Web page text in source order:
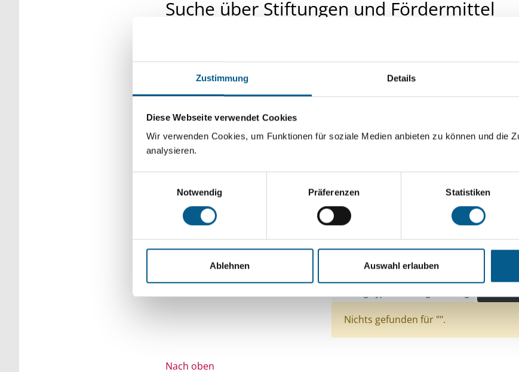
Zustimmung Details
Diese Webseite verwendet Cookies
Wir verwenden Cookies, um Funktionen für soziale Medien anbieten zu können und die
analysieren.
Notwendig
Präferenzen Statistiken
Ablehnen Auswahl erlauben
Suche über Stiftungen und Fördermittel
Sie suchen finanzielle Unterstützung für ein Projekt oder ein Vorhaben? Hier
unsere Fördermitteldatenbank und Stiftungsdatenbank recherchieren. Bei
Kleinschreibung beachten.
Bitte Suchbegriff eingeben. Ergebnisse können durch die Wahl von
verfeinert werden.
Aktive Filter:
Themen: Wohlfahrtswesen
Themen:
Themen: Seniorinnen, Senioren & Pflege
Nichts gefunden für "".
Nach oben